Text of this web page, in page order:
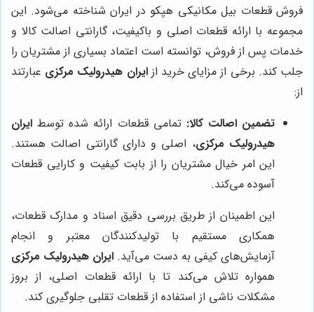
فروش قطعات بیل مکانیکی هپکو در ایران شناخته می‌شود. این
مجموعه با ارائه قطعات اصلی و باکیفیت، گارانتی اصالت کالا و
خدمات پس از فروش، توانسته است اعتماد بسیاری از مشتریان را
جلب کند. برخی از مزایای خرید ازایران هیدرولیک مرکزی عبارتند
از:
تضمین اصالت کالا: تمامی قطعات ارائه شده توسط ایران
هیدرولیک مرکزی، اصلی و دارای گارانتی اصالت هستند.
این امر خیال مشتریان را از بابت کیفیت و کارایی قطعات
آسوده می‌کند.
این اطمینان از طریق بررسی دقیق اسناد و مدارک قطعات،
همکاری مستقیم با تولیدکنندگان معتبر و انجام
آزمایش‌های کیفی به دست می‌آید. ایران هیدرولیک مرکزی
همواره تلاش می‌کند تا با ارائه قطعات اصلی، از بروز
مشکلات ناشی از استفاده از قطعات تقلبی جلوگیری کند.